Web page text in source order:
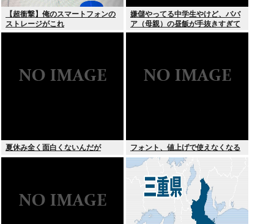
【超衝撃】俺のスマートフォンの
ストレージがこれ
嫌儲やってる中学生やけど、ババ
ア（母親）の昼飯が手抜きすぎて
キレそう
夏休み全く面白くないんだが フォント、値上げで使えなくなる